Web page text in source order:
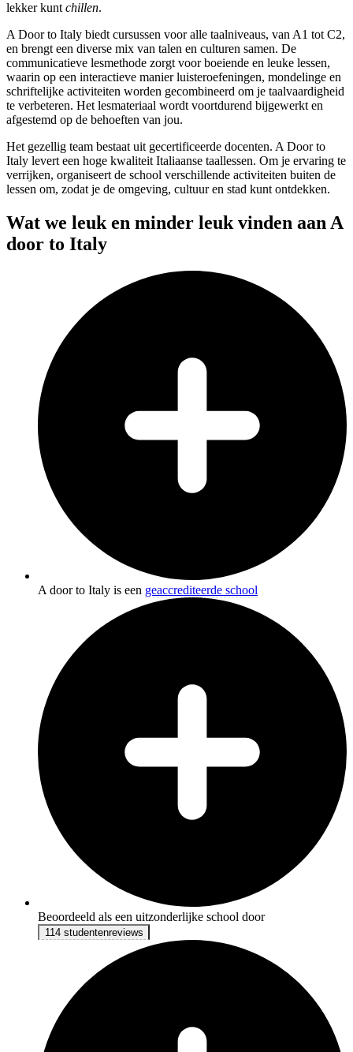
lekker kunt chillen.
A Door to Italy biedt cursussen voor alle taalniveaus, van A1 tot C2,
en brengt een diverse mix van talen en culturen samen. De
communicatieve lesmethode zorgt voor boeiende en leuke lessen,
waarin op een interactieve manier luisteroefeningen, mondelinge en
schriftelijke activiteiten worden gecombineerd om je taalvaardigheid
te verbeteren. Het lesmateriaal wordt voortdurend bijgewerkt en
afgestemd op de behoeften van jou.
Het gezellig team bestaat uit gecertificeerde docenten. A Door to
Italy levert een hoge kwaliteit Italiaanse taallessen. Om je ervaring te
verrijken, organiseert de school verschillende activiteiten buiten de
lessen om, zodat je de omgeving, cultuur en stad kunt ontdekken.
Wat we leuk en minder leuk vinden aan A
door to Italy
A door to Italy is een geaccrediteerde school
Beoordeeld als een uitzonderlijke school door
114 studentenreviews